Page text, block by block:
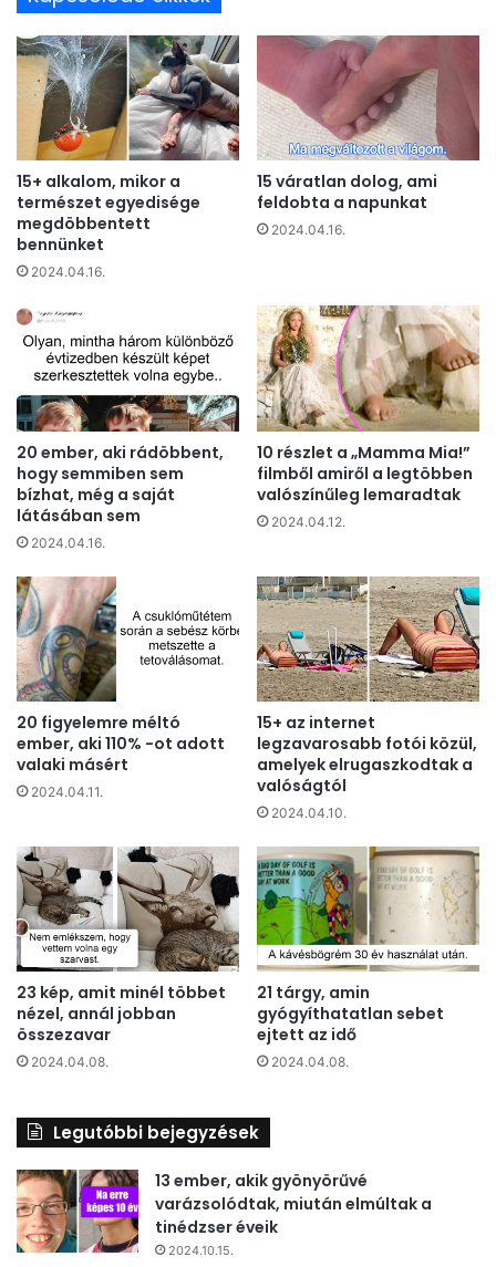
15+ alkalom, mikor a
természet egyedisége
megdöbbentett
bennünket
2024.04.16.
15 váratlan dolog, ami
feldobta a napunkat
2024.04.16.
20 ember, aki rádöbbent,
hogy semmiben sem
bízhat, még a saját
látásában sem
2024.04.16.
10 részlet a „Mamma Mia!”
filmből amiről a legtöbben
valószínűleg lemaradtak
2024.04.12.
20 figyelemre méltó
ember, aki 110% -ot adott
valaki másért
2024.04.11.
15+ az internet
legzavarosabb fotói közül,
amelyek elrugaszkodtak a
valóságtól
2024.04.10.
23 kép, amit minél többet
nézel, annál jobban
összezavar
2024.04.08.
21 tárgy, amin
gyógyíthatatlan sebet
ejtett az idő
2024.04.08.
Legutóbbi bejegyzések
13 ember, akik gyönyörűvé
varázsolódtak, miután elmúltak a
tinédzser éveik
2024.10.15.